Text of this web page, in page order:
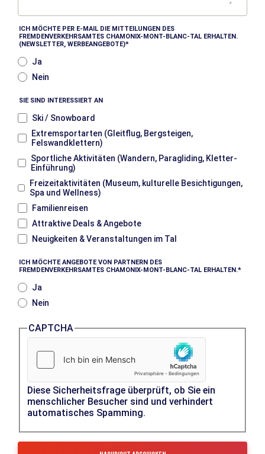
ICH MÖCHTE PER E-MAIL DIE MITTEILUNGEN DES
FREMDENVERKEHRSAMTES CHAMONIX-MONT-BLANC-TAL ERHALTEN.
(NEWSLETTER, WERBEANGEBOTE)
Ja
Nein
SIE SIND INTERESSIERT AN
Ski / Snowboard
Extremsportarten (Gleitflug, Bergsteigen,
Felswandklettern)
Sportliche Aktivitäten (Wandern, Paragliding, Kletter-
Einführung)
Freizeitaktivitäten (Museum, kulturelle Besichtigungen,
Spa und Wellness)
Familienreisen
Attraktive Deals & Angebote
Neuigkeiten & Veranstaltungen im Tal
ICH MÖCHTE ANGEBOTE VON PARTNERN DES
FREMDENVERKEHRSAMTES CHAMONIX-MONT-BLANC-TAL ERHALTEN.
Ja
Nein
CAPTCHA
Diese Sicherheitsfrage überprüft, ob Sie ein
menschlicher Besucher sind und verhindert
automatisches Spamming.